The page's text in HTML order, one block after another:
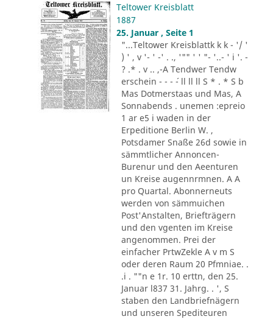
Teltower Kreisblatt
1887
25. Januar , Seite 1
"...Teltower Kreisblattk k k - '/ '
) ' , v '- ' -' . ., '"" ' ' "- '..- ' i '. -
? .* . v .. ,-A Tendwer Tendw
erschein - - - ´- ll ll ll S * . * S b
Mas Dotmerstaas und Mas, A
Sonnabends . unemen :epreio
1 ar e5 i waden in der
Erpeditione Berlin W. ,
Potsdamer Snaße 26d sowie in
sämmtlicher Annoncen-
Burenur und den Aeenturen
un Kreise augennrmnen. A A
pro Quartal. Abonnerneuts
werden von sämmuichen
Post'Anstalten, Briefträgern
und den vgenten im Kreise
angenommen. Prei der
einfacher PrtwZekle A v m S
oder deren Raum 20 Pfmniae. .
.i . ""n e 1r. 10 erttn, den 25.
Januar l837 31. Jahrg. . ', S
staben den Landbriefnägern
und unseren Spediteuren